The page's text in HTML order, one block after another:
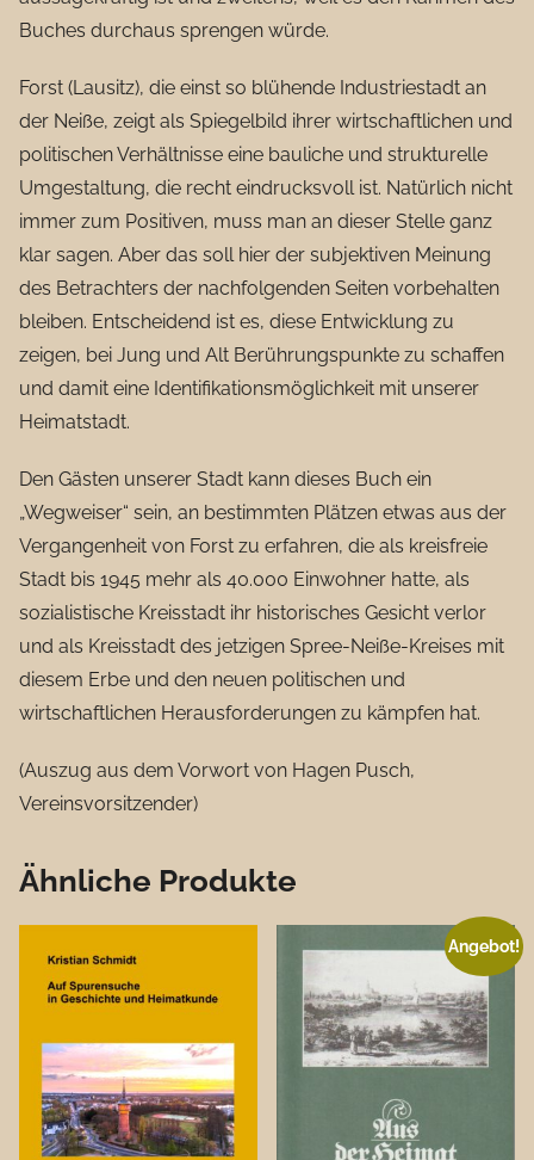
Buches durchaus sprengen würde.
Forst (Lausitz), die einst so blühende Industriestadt an
der Neiße, zeigt als Spiegelbild ihrer wirtschaftlichen und
politischen Verhältnisse eine bauliche und strukturelle
Umgestaltung, die recht eindrucksvoll ist. Natürlich nicht
immer zum Positiven, muss man an dieser Stelle ganz
klar sagen. Aber das soll hier der subjektiven Meinung
des Betrachters der nachfolgenden Seiten vorbehalten
bleiben. Entscheidend ist es, diese Entwicklung zu
zeigen, bei Jung und Alt Berührungspunkte zu schaffen
und damit eine Identifikationsmöglichkeit mit unserer
Heimatstadt.
Den Gästen unserer Stadt kann dieses Buch ein
„Wegweiser“ sein, an bestimmten Plätzen etwas aus der
Vergangenheit von Forst zu erfahren, die als kreisfreie
Stadt bis 1945 mehr als 40.000 Einwohner hatte, als
sozialistische Kreisstadt ihr historisches Gesicht verlor
und als Kreisstadt des jetzigen Spree-Neiße-Kreises mit
diesem Erbe und den neuen politischen und
wirtschaftlichen Herausforderungen zu kämpfen hat.
(Auszug aus dem Vorwort von Hagen Pusch,
Vereinsvorsitzender)
Ähnliche Produkte
Angebot!